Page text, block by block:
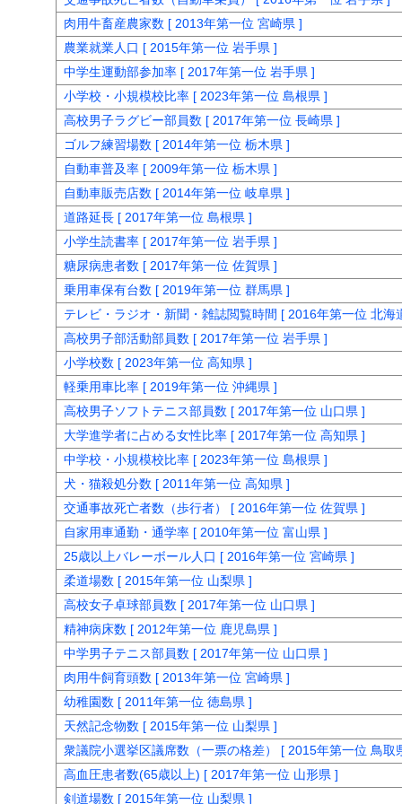
肉用牛畜産農家数 [ 2013年第一位 宮崎県 ]
農業就業人口 [ 2015年第一位 岩手県 ]
中学生運動部参加率 [ 2017年第一位 岩手県 ]
小学校・小規模校比率 [ 2023年第一位 島根県 ]
高校男子ラグビー部員数 [ 2017年第一位 長崎県 ]
ゴルフ練習場数 [ 2014年第一位 栃木県 ]
自動車普及率 [ 2009年第一位 栃木県 ]
自動車販売店数 [ 2014年第一位 岐阜県 ]
道路延長 [ 2017年第一位 島根県 ]
小学生読書率 [ 2017年第一位 岩手県 ]
糖尿病患者数 [ 2017年第一位 佐賀県 ]
乗用車保有台数 [ 2019年第一位 群馬県 ]
テレビ・ラジオ・新聞・雑誌閲覧時間 [ 2016年第一位 北海
高校男子部活動部員数 [ 2017年第一位 岩手県 ]
小学校数 [ 2023年第一位 高知県 ]
軽乗用車比率 [ 2019年第一位 沖縄県 ]
高校男子ソフトテニス部員数 [ 2017年第一位 山口県 ]
大学進学者に占める女性比率 [ 2017年第一位 高知県 ]
中学校・小規模校比率 [ 2023年第一位 島根県 ]
犬・猫殺処分数 [ 2011年第一位 高知県 ]
交通事故死亡者数（歩行者） [ 2016年第一位 佐賀県 ]
自家用車通勤・通学率 [ 2010年第一位 富山県 ]
25歳以上バレーボール人口 [ 2016年第一位 宮崎県 ]
柔道場数 [ 2015年第一位 山梨県 ]
高校女子卓球部員数 [ 2017年第一位 山口県 ]
精神病床数 [ 2012年第一位 鹿児島県 ]
中学男子テニス部員数 [ 2017年第一位 山口県 ]
肉用牛飼育頭数 [ 2013年第一位 宮崎県 ]
幼稚園数 [ 2011年第一位 徳島県 ]
天然記念物数 [ 2015年第一位 山梨県 ]
衆議院小選挙区議席数（一票の格差） [ 2015年第一位 鳥取
高血圧患者数(65歳以上) [ 2017年第一位 山形県 ]
剣道場数 [ 2015年第一位 山梨県 ]